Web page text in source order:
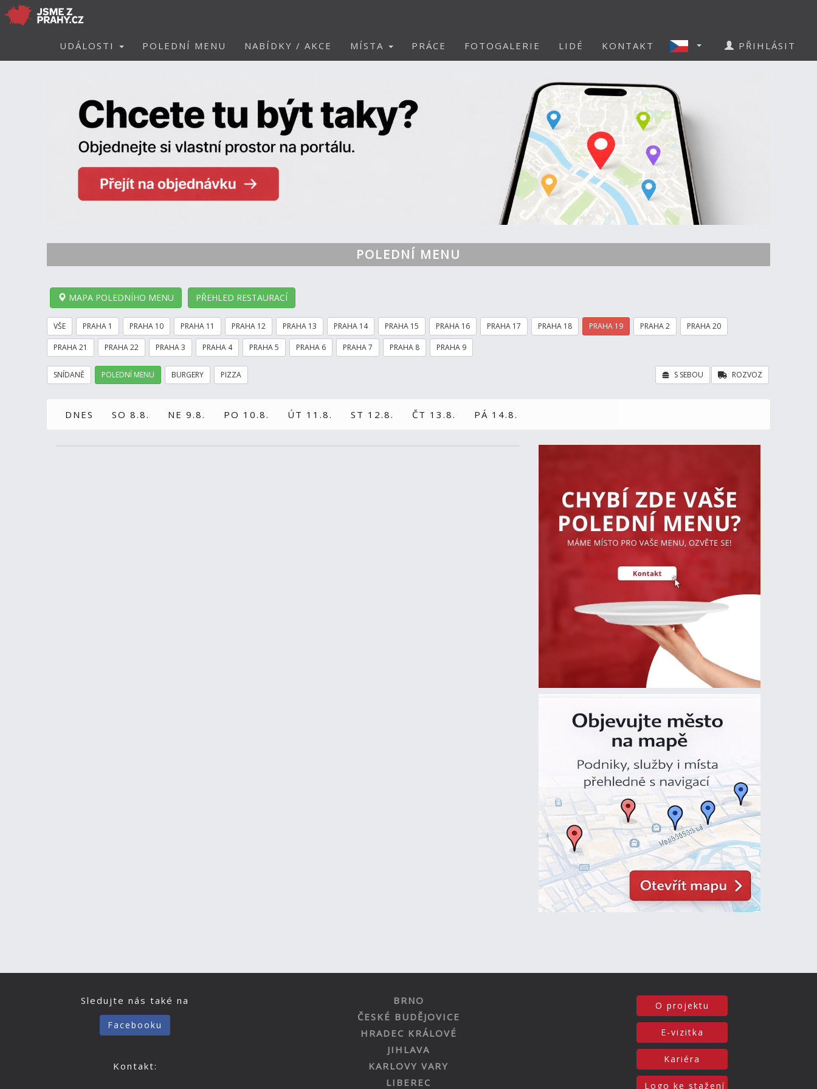
UDÁLOSTI POLEDNÍ MENU NABÍDKY / AKCE MÍSTA PRÁCE FOTOGALERIE LIDÉ KONTAKT PŘIHLÁSIT
POLEDNÍ MENU
MAPA POLEDNÍHO MENU PŘEHLED RESTAURACÍ
VŠE PRAHA 1 PRAHA 10 PRAHA 11 PRAHA 12 PRAHA 13 PRAHA 14 PRAHA 15 PRAHA 16 PRAHA 17 PRAHA 18 PRAHA 19 PRAHA 2 PRAHA 20
PRAHA 21 PRAHA 22 PRAHA 3 PRAHA 4 PRAHA 5 PRAHA 6 PRAHA 7 PRAHA 8 PRAHA 9
SNÍDANĚ POLEDNÍ MENU BURGERY PIZZA ROZVOZ
S SEBOU
DNES SO 8.8. NE 9.8. PO 10.8. ÚT 11.8. ST 12.8. ČT 13.8. PÁ 14.8.
Sledujte nás také na
Facebooku
Kontakt:
BRNO
ČESKÉ BUDĚJOVICE
HRADEC KRÁLOVÉ
JIHLAVA
KARLOVY VARY
LIBEREC
O projektu
E-vizitka
Kariéra
Logo ke stažení